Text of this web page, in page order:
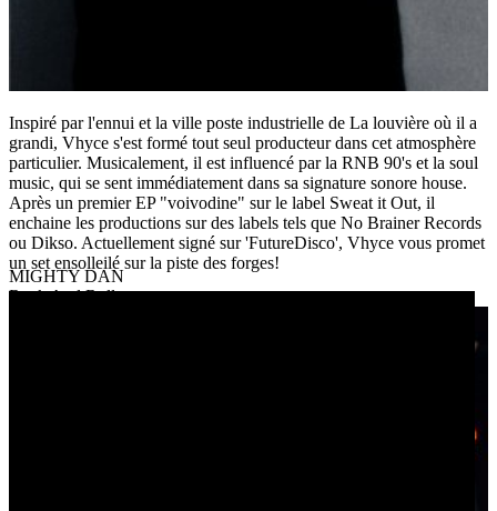
Inspiré par l'ennui et la ville poste industrielle de La louvière où il a
grandi, Vhyce s'est formé tout seul producteur dans cet atmosphère
particulier. Musicalement, il est influencé par la RNB 90's et la soul
music, qui se sent immédiatement dans sa signature sonore house.
Après un premier EP "voivodine" sur le label Sweat it Out, il
enchaine les productions sur des labels tels que No Brainer Records
ou Dikso. Actuellement signé sur 'FutureDisco', Vhyce vous promet
un set ensolleilé sur la piste des forges!
MIGHTY DAN
Rock And Roll